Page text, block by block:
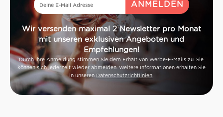
Wir versenden maximal 2 Newsletter pro Monat
mit unseren exklusiven Angeboten und
Empfehlungen!
Durch Ihre Anmeldung stimmen Sie dem Erhalt von Werbe-E-Mails zu. Sie
können sich jederzeit wieder abmelden. Weitere Informationen erhalten Sie
in unseren Datenschutzrichtlinien